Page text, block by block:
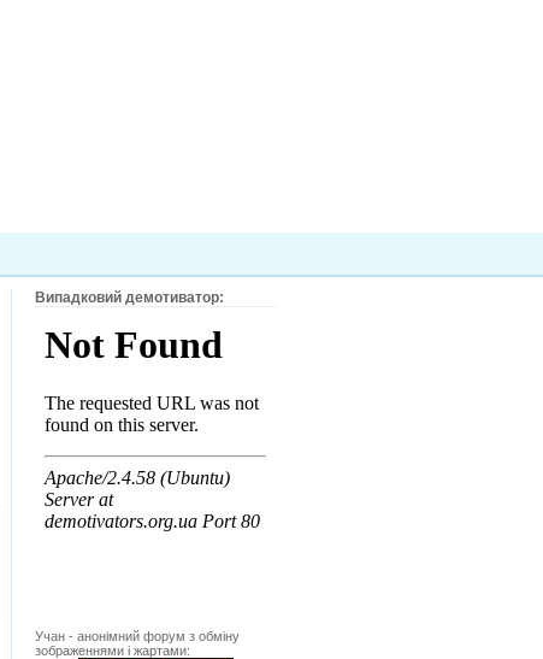
Випадковий демотиватор:
Учан - анонімний форум з обміну
зображеннями і жартами: